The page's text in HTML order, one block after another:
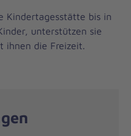
Kindertagesstätte bis in
unterstützen sie
ihnen die Freizeit.